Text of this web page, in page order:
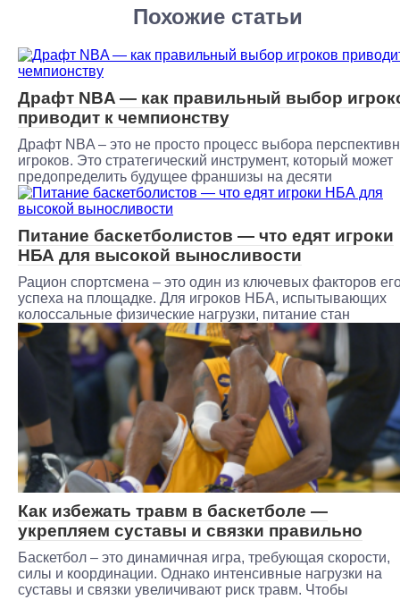
Похожие статьи
Драфт NBA — как правильный выбор
приводит к чемпионству
Драфт NBA – это не просто процесс выбора
игроков. Это стратегический инструмент, который может
предопределить будущее франшизы на десяти
Питание баскетболистов — что едят игроки
НБА для высокой выносливости
Рацион спортсмена – это один из ключевых факторов
успеха на площадке. Для игроков НБА, испытывающих
колоссальные физические нагрузки, питание стан
Как избежать травм в баскетболе —
укрепляем суставы и связки правильно
Баскетбол – это динамичная игра, требующая скорости,
силы и координации. Однако интенсивные нагрузки на
суставы и связки увеличивают риск травм. Чтобы